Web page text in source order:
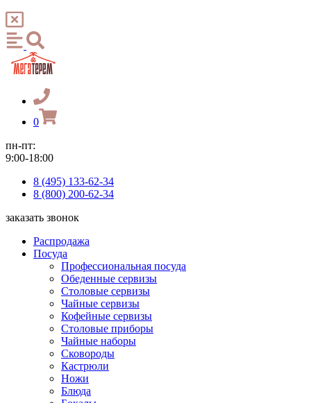
0
пн-пт:
9:00-18:00
8 (495) 133-62-34
8 (800) 200-62-34
заказать звонок
Распродажа
Посуда
Профессиональная посуда
Обеденные сервизы
Столовые сервизы
Чайные сервизы
Кофейные сервизы
Столовые приборы
Чайные наборы
Сковороды
Кастрюли
Ножи
Блюда